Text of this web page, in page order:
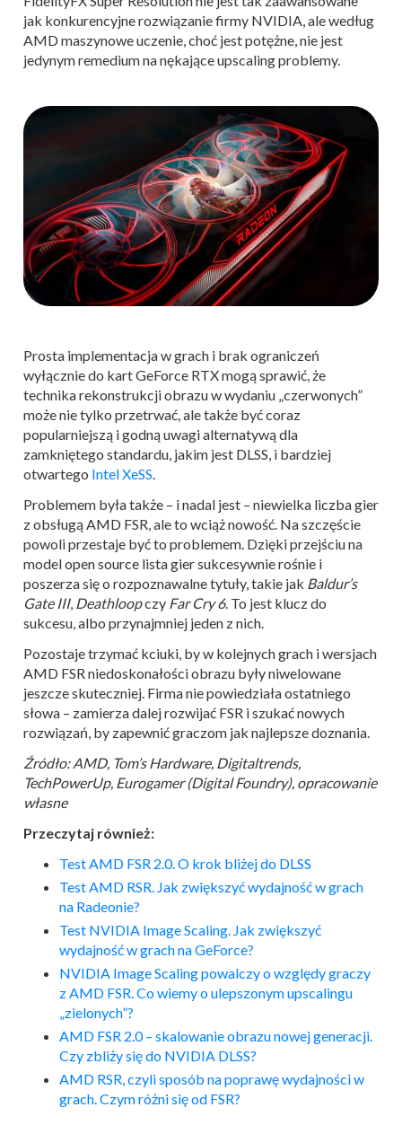
jak konkurencyjne rozwiązanie firmy NVIDIA, ale według
AMD maszynowe uczenie, choć jest potężne, nie jest
jedynym remedium na nękające upscaling problemy.
Prosta implementacja w grach i brak ograniczeń
wyłącznie do kart GeForce RTX mogą sprawić, że
technika rekonstrukcji obrazu w wydaniu „czerwonych”
może nie tylko przetrwać, ale także być coraz
popularniejszą i godną uwagi alternatywą dla
zamkniętego standardu, jakim jest DLSS, i bardziej
otwartego Intel XeSS.
Problemem była także – i nadal jest – niewielka liczba gier
z obsługą AMD FSR, ale to wciąż nowość. Na szczęście
powoli przestaje być to problemem. Dzięki przejściu na
model open source lista gier sukcesywnie rośnie i
poszerza się o rozpoznawalne tytuły, takie jak Baldur’s
Gate III, Deathloopczy Far Cry 6. To jest klucz do
sukcesu, albo przynajmniej jeden z nich.
Pozostaje trzymać kciuki, by w kolejnych grach i wersjach
AMD FSR niedoskonałości obrazu były niwelowane
jeszcze skuteczniej. Firma nie powiedziała ostatniego
słowa – zamierza dalej rozwijać FSR i szukać nowych
rozwiązań, by zapewnić graczom jak najlepsze doznania.
Źródło: AMD, Tom’s Hardware, Digitaltrends,
TechPowerUp, Eurogamer (Digital Foundry), opracowanie
własne
Przeczytaj również:
Test AMD FSR 2.0. O krok bliżej do DLSS
Test AMD RSR. Jak zwiększyć wydajność w grach
na Radeonie?
Test NVIDIA Image Scaling. Jak zwiększyć
wydajność w grach na GeForce?
NVIDIA Image Scaling powalczy o względy graczy
z AMD FSR. Co wiemy o ulepszonym upscalingu
„zielonych”?
AMD FSR 2.0 – skalowanie obrazu nowej generacji.
Czy zbliży się do NVIDIA DLSS?
AMD RSR, czyli sposób na poprawę wydajności w
grach. Czym różni się od FSR?